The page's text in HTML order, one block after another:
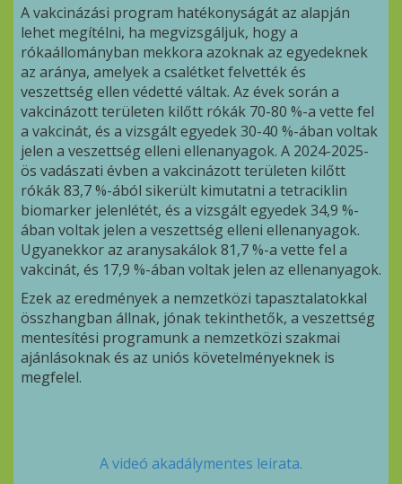
A vakcinázási program hatékonyságát az alapján
lehet megítélni, ha megvizsgáljuk, hogy a
rókaállományban mekkora azoknak az egyedeknek
az aránya, amelyek a csalétket felvették és
veszettség ellen védetté váltak. Az évek során a
vakcinázott területen kilőtt rókák 70-80 %-a vette fel
a vakcinát, és a vizsgált egyedek 30-40 %-ában voltak
jelen a veszettség elleni ellenanyagok. A 2024-2025-
ös vadászati évben a vakcinázott területen kilőtt
rókák 83,7 %-ából sikerült kimutatni a tetraciklin
biomarker jelenlétét, és a vizsgált egyedek 34,9 %-
ában voltak jelen a veszettség elleni ellenanyagok.
Ugyanekkor az aranysakálok 81,7 %-a vette fel a
vakcinát, és 17,9 %-ában voltak jelen az ellenanyagok.
Ezek az eredmények a nemzetközi tapasztalatokkal
összhangban állnak, jónak tekinthetők, a veszettség
mentesítési programunk a nemzetközi szakmai
ajánlásoknak és az uniós követelményeknek is
megfelel.
A videó akadálymentes leirata.